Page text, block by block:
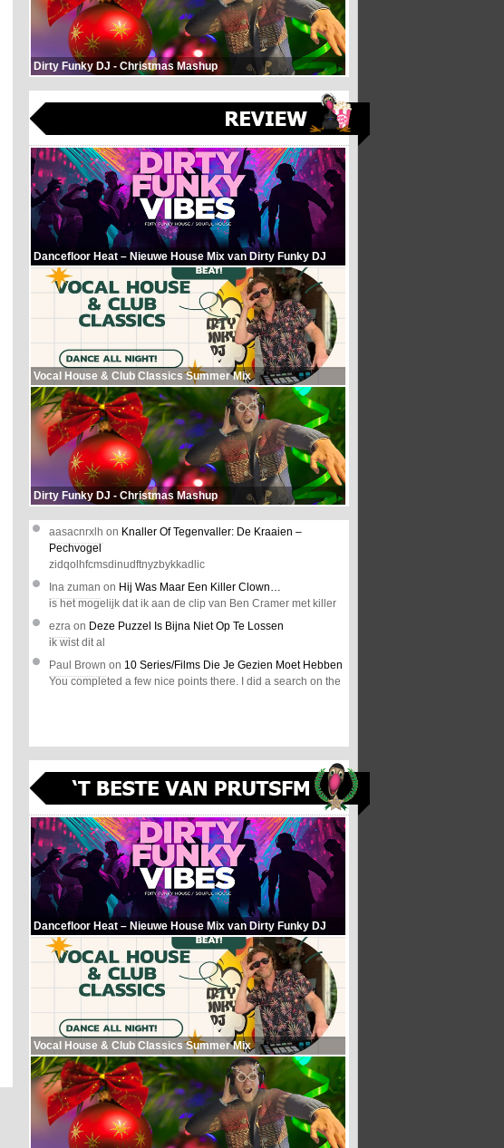
Dirty Funky DJ - Christmas Mashup
Dancefloor Heat – Nieuwe House Mix van Dirty Funky DJ
Vocal House & Club Classics Summer Mix
Dirty Funky DJ - Christmas Mashup
aasacnrxlh on Knaller Of Tegenvaller: De Kraaien –
Pechvogel
zidqolhfcmsdinudftnyzbykkadlic
Ina zuman on Hij Was Maar Een Killer Clown…
is het mogelijk dat ik aan de clip van Ben Cramer met killer
ezra on Deze Puzzel Is Bijna Niet Op Te Lossen
ik wist dit al
Paul Brown on 10 Series/Films Die Je Gezien Moet Hebben
You completed a few nice points there. I did a search on the
Dancefloor Heat – Nieuwe House Mix van Dirty Funky DJ
Vocal House & Club Classics Summer Mix